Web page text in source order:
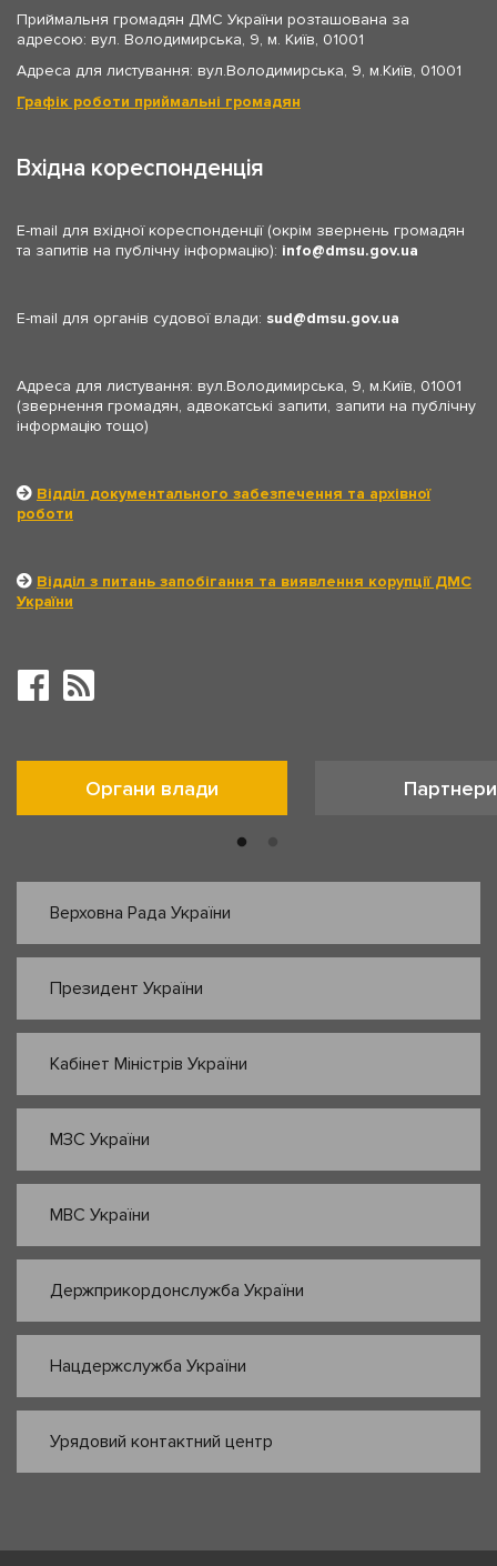
Приймальня громадян ДМС України розташована за
адресою: вул. Володимирська, 9, м. Київ, 01001
Адреса для листування: вул.Володимирська, 9, м.Київ, 01001
Графік роботи приймальні громадян
Вхідна кореспонденція
E-mail для вхідної кореспонденції (окрім звернень громадян
та запитів на публічну інформацію): info dmsu.gov.ua
E-mail для органів судової влади: sud dmsu.gov.ua
Адреса для листування: вул.Володимирська, 9, м.Київ, 01001
(звернення громадян, адвокатські запити, запити на публічну
інформацію тощо)
Відділ документального забезпечення та архівної
роботи
Відділ з питань запобігання та виявлення корупції ДМС
України
Органи влади Партнери
Верховна Рада України
Президент України
Кабінет Міністрів України
МЗС України
МВС України
Держприкордонслужба України
Нацдержслужба України
Урядовий контактний центр